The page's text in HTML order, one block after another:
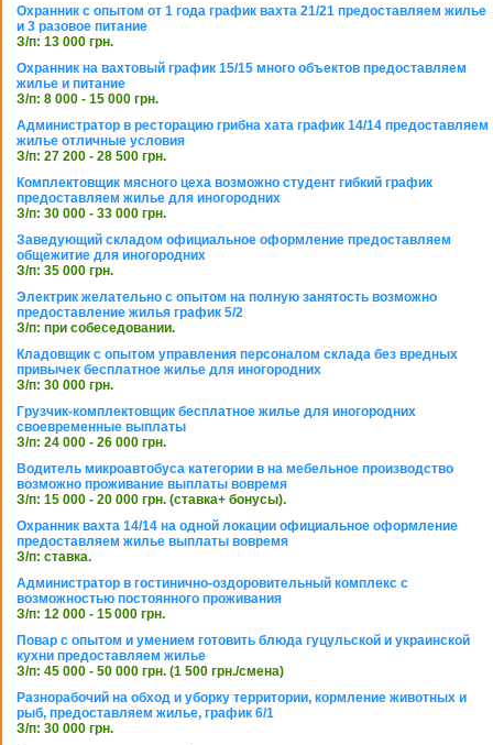
Охранник с опытом от 1 года график вахта 21/21 предоставляем жилье
и 3 разовое питание
З/п: 13 000 грн.
Охранник на вахтовый график 15/15 много объектов предоставляем
жилье и питание
З/п: 8 000 - 15 000 грн.
Администратор в ресторацию грибна хата график 14/14 предоставляем
жилье отличные условия
З/п: 27 200 - 28 500 грн.
Комплектовщик мясного цеха возможно студент гибкий график
предоставляем жилье для иногородних
З/п: 30 000 - 33 000 грн.
Заведующий складом официальное оформление предоставляем
общежитие для иногородних
З/п: 35 000 грн.
Электрик желательно с опытом на полную занятость возможно
предоставление жилья график 5/2
З/п: при собеседовании.
Кладовщик с опытом управления персоналом склада без вредных
привычек бесплатное жилье для иногородних
З/п: 30 000 грн.
Грузчик-комплектовщик бесплатное жилье для иногородних
своевременные выплаты
З/п: 24 000 - 26 000 грн.
Водитель микроавтобуса категории в на мебельное производство
возможно проживание выплаты вовремя
З/п: 15 000 - 20 000 грн. (ставка+ бонусы).
Охранник вахта 14/14 на одной локации официальное оформление
предоставляем жилье выплаты вовремя
З/п: ставка.
Администратор в гостинично-оздоровительный комплекс с
возможностью постоянного проживания
З/п: 12 000 - 15 000 грн.
Повар с опытом и умением готовить блюда гуцульской и украинской
кухни предоставляем жилье
З/п: 45 000 - 50 000 грн. (1 500 грн./смена)
Разнорабочий на обход и уборку территории, кормление животных и
рыб, предоставляем жилье, график 6/1
З/п: 30 000 грн.